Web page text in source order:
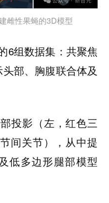
雌性果蝇的3D模型
6组数据集：共聚焦
部、胸腹联合体及
投影（左，红色三
间关节），从中提
低多边形腿部模型